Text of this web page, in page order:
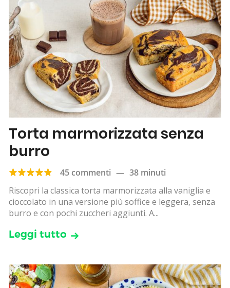
Torta marmorizzata senza
burro
45 commenti — 38 minuti
Riscopri la classica torta marmorizzata alla vaniglia e
cioccolato in una versione più soffice e leggera, senza
burro e con pochi zuccheri aggiunti. A...
Leggi tutto